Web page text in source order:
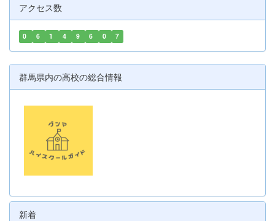
アクセス数
0 6 1 4 9 6 0 7
群馬県内の高校の総合情報
新着